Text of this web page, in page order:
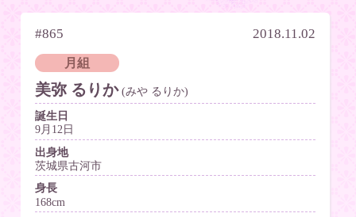
#865 2018.11.02
月組
美弥 るりか (みや るりか)
誕生日
9月12日
出身地
茨城県古河市
身長
168cm